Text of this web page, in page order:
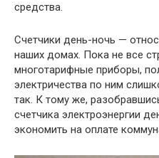
средства.
Счетчики день-ночь —
наших домах. Пока не все
многотарифные приборы,
электричества по ним
так. К тому же,
счетчика электроэнергии
экономить на оплате